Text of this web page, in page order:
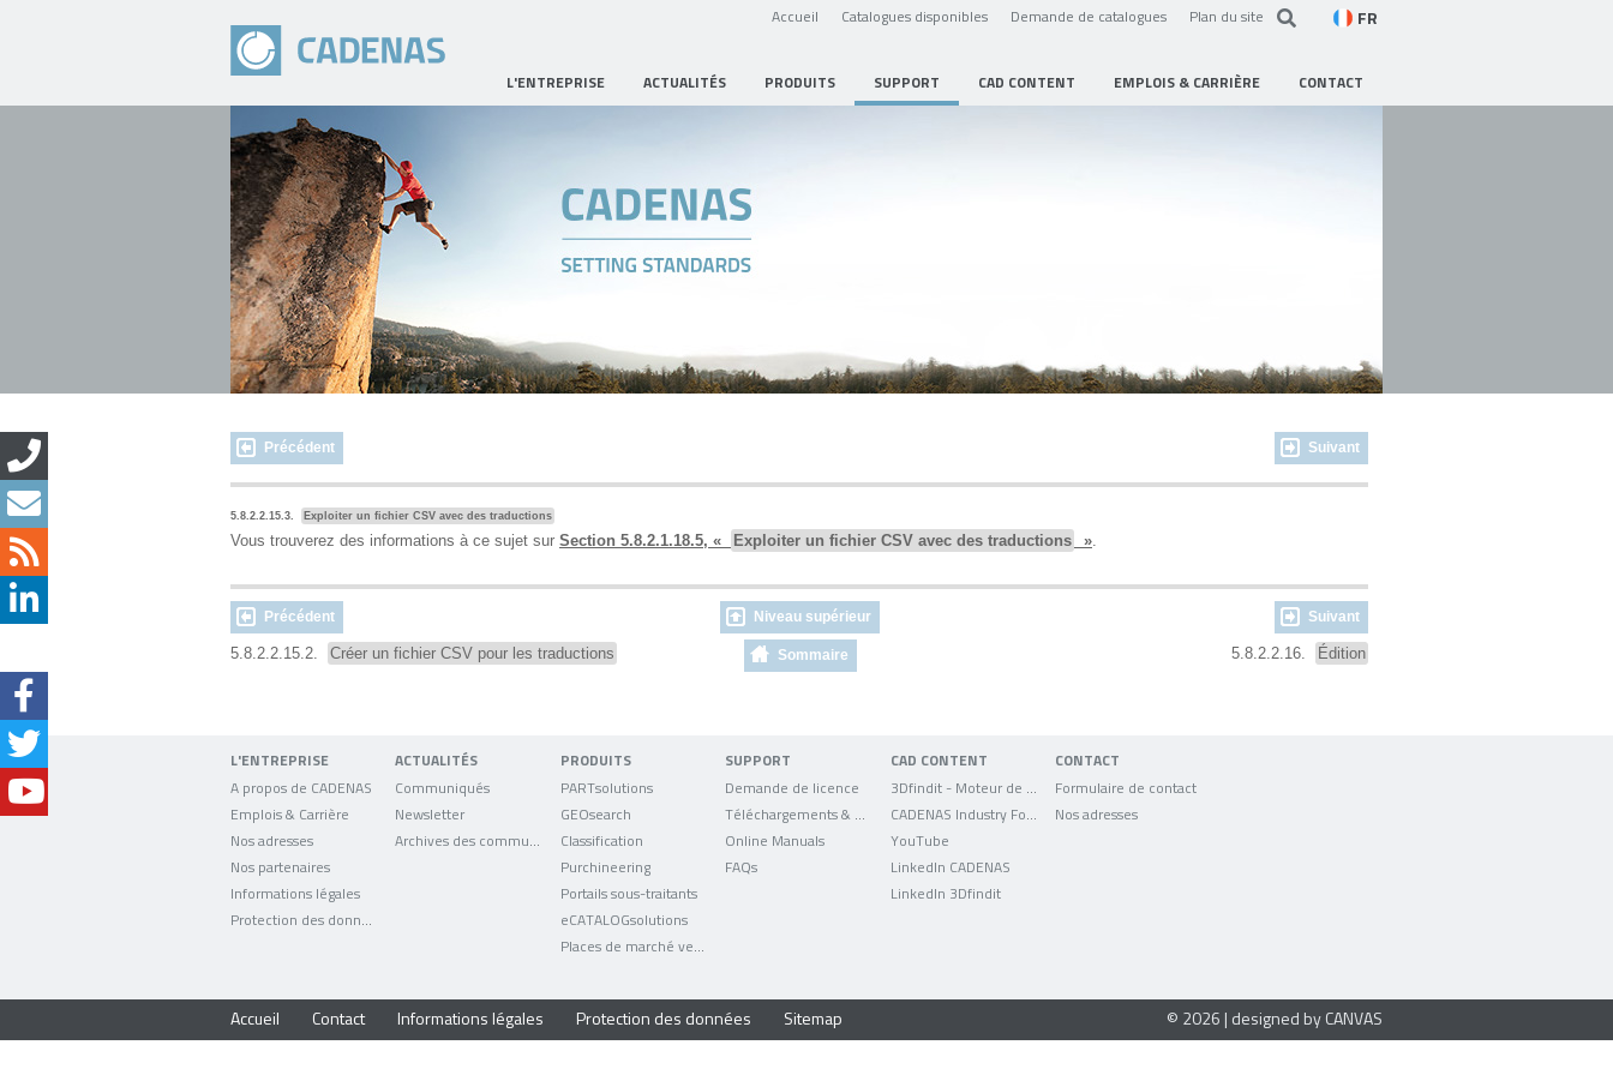
Accueil Catalogues disponibles Demande de catalogues Plan du site FR
L'ENTREPRISE ACTUALITÉS PRODUITS SUPPORT CAD CONTENT EMPLOIS & CARRIÈRE CONTACT
Précédent Suivant
5.8.2.2.15.3. Exploiter un fichier CSV avec des traductions
Vous trouverez des informations à ce sujet sur Section 5.8.2.1.18.5, « Exploiter un fichier CSV avec des traductions ».
Précédent Niveau supérieur Suivant
5.8.2.2.15.2. Créer un fichier CSV pour les traductions Sommaire 5.8.2.2.16. Édition
L'ENTREPRISE
A propos de CADENAS
Emplois & Carrière
Nos adresses
Nos partenaires
Informations légales
ACTUALITÉS
Communiqués
Newsletter
PRODUITS
PARTsolutions
GEOsearch
Classification
Purchineering
Portails sous-traitants
eCATALOGsolutions
SUPPORT
Demande de licence
Online Manuals
FAQs
CAD CONTENT
YouTube
LinkedIn CADENAS
LinkedIn 3Dfindit
CONTACT
Formulaire de contact
Nos adresses
Accueil Contact Informations légales Protection des données Sitemap © 2026 | designed by CANVAS